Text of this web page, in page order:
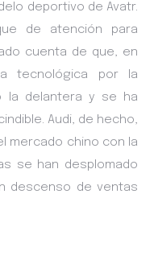
deportivo de Avatr.
de atención para
cuenta de que, en
tecnológica por la
la delantera y se ha
Audi, de hecho,
mercado chino con la
se han desplomado
descenso de ventas